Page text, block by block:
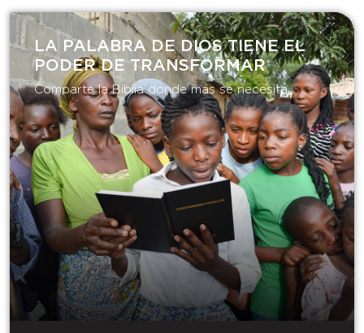
LA PALABRA DE DIOS TIENE EL
PODER DE TRANSFORMAR​
Comparte la Biblia donde más se necesita.